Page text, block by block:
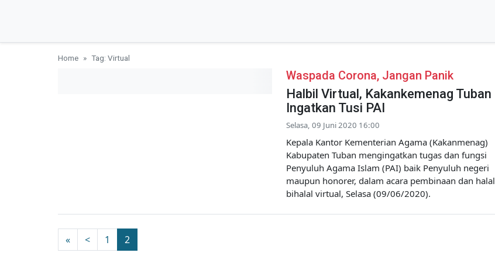
Home Tag: Virtual
Waspada Corona, Jangan Panik
Halbil Virtual, Kakankemenag Tuban
Ingatkan Tusi PAI
Selasa, 09 Juni 2020 16:00
Kepala Kantor Kementerian Agama (Kakanmenag)
Kabupaten Tuban mengingatkan tugas dan fungsi
Penyuluh Agama Islam (PAI) baik Penyuluh negeri
maupun honorer, dalam acara pembinaan dan halal
bihalal virtual, Selasa (09/06/2020).
« < 1 2